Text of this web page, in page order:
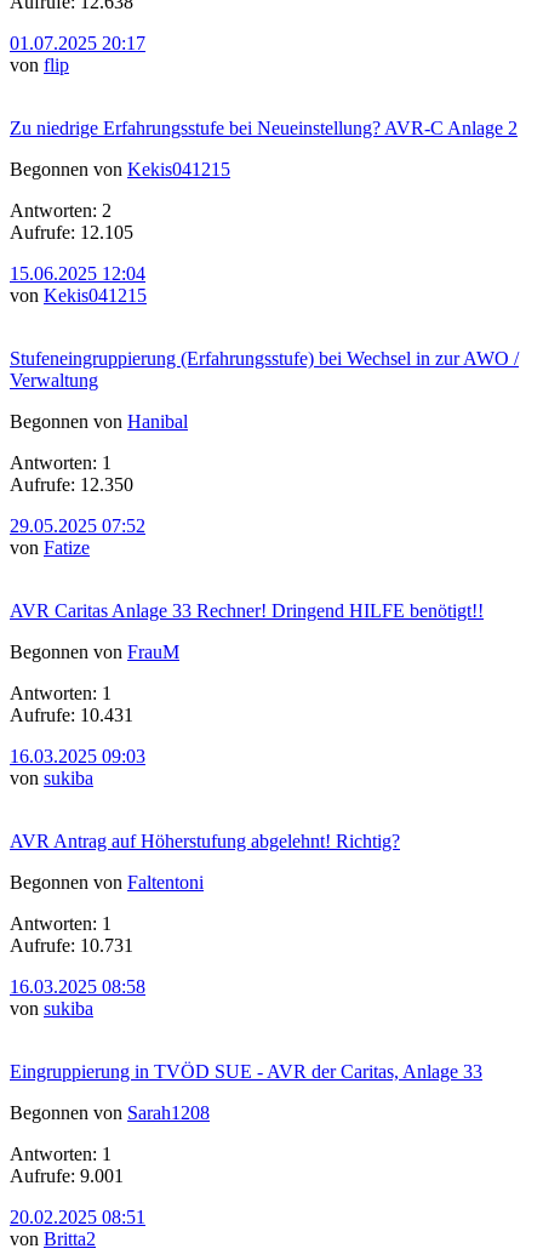
01.07.2025 20:17
von flip
Zu niedrige Erfahrungsstufe bei Neueinstellung? AVR-C Anlage 2
Begonnen von Kekis041215
Antworten: 2
Aufrufe: 12.105
15.06.2025 12:04
von Kekis041215
Stufeneingruppierung (Erfahrungsstufe) bei Wechsel in zur AWO /
Verwaltung
Begonnen von Hanibal
Antworten: 1
Aufrufe: 12.350
29.05.2025 07:52
von Fatize
AVR Caritas Anlage 33 Rechner! Dringend HILFE benötigt!!
Begonnen von FrauM
Antworten: 1
Aufrufe: 10.431
16.03.2025 09:03
von sukiba
AVR Antrag auf Höherstufung abgelehnt! Richtig?
Begonnen von Faltentoni
Antworten: 1
Aufrufe: 10.731
16.03.2025 08:58
von sukiba
Eingruppierung in TVÖD SUE - AVR der Caritas, Anlage 33
Begonnen von Sarah1208
Antworten: 1
Aufrufe: 9.001
20.02.2025 08:51
von Britta2